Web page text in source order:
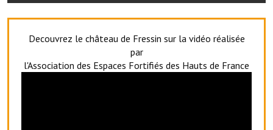
Commerçants, artisans
Commerces et professions libérales
Exploitants agricoles
Decouvrez le château de Fressin sur la vidéo réalisée
par
l'Association des Espaces Fortifiés des Hauts de France